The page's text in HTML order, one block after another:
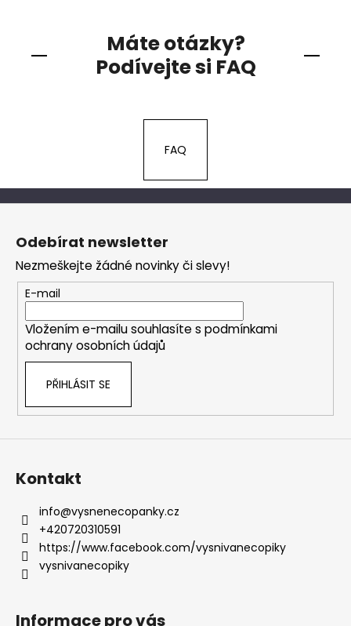
Máte otázky?
Podívejte si FAQ
FAQ
Z
Odebírat newsletter
Nezmeškejte žádné novinky či slevy!
E-mail
Vložením e-mailu souhlasíte s podmínkami
ochrany osobních údajů
PŘIHLÁSIT SE
Kontakt
info@vysnenecopanky.cz
+420720310591
https://www.facebook.com/vysnivanecopiky
vysnivanecopiky
Informace pro vás